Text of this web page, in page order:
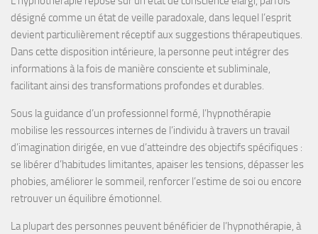
désigné comme un état de veille paradoxale, dans lequel l’esprit
devient particulièrement réceptif aux suggestionsthérapeutiques.
Dans cette disposition intérieure, la personne peut intégrer des
informations à la fois de manière consciente et subliminale,
facilitant ainsi des transformations profondes et durables.
Sous la guidance d’un professionnel formé, l’hypnothérapie
mobilise les ressources internes de l’individu à travers un travail
d’imagination dirigée, en vue d’atteindre des objectifs spécifiques :
se libérer d’habitudes limitantes, apaiser les tensions, dépasser les
phobies, améliorer le sommeil, renforcer l’estime de soi ou encore
retrouver un équilibre émotionnel .
La plupart des personnes peuvent bénéficier de l’hypnothérapie, à